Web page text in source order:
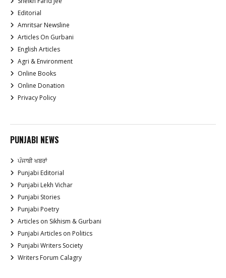
Editorial
Amritsar Newsline
Articles On Gurbani
English Articles
Agri & Environment
Online Books
Online Donation
Privacy Policy
PUNJABI NEWS
ਪੰਜਾਬੀ ਖਬਰਾਂ
Punjabi Editorial
Punjabi Lekh Vichar
Punjabi Stories
Punjabi Poetry
Articles on Sikhism & Gurbani
Punjabi Articles on Politics
Punjabi Writers Society
Writers Forum Calagry